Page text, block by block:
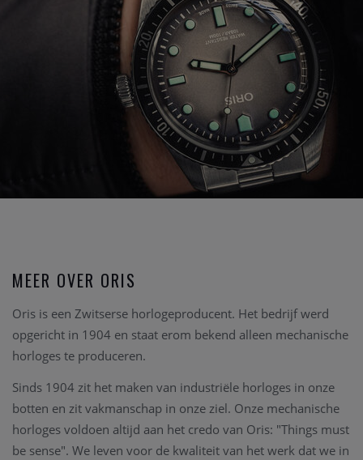
MEER OVER ORIS
Oris is een Zwitserse horlogeproducent. Het bedrijf werd
opgericht in 1904 en staat erom bekend alleen mechanische
horloges te produceren.
Sinds 1904 zit het maken van industriële horloges in onze
botten en zit vakmanschap in onze ziel. Onze mechanische
horloges voldoen altijd aan het credo van Oris: "Things must
be sense". We leven voor de kwaliteit van het werk dat we in